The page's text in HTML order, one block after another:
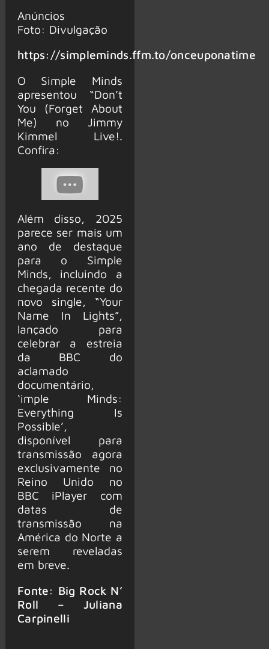
Anúncios
Foto: Divulgação
https://simpleminds.ffm.to/onceuponatime
O Simple Minds
apresentou “Don’t
You (Forget About
Me) no Jimmy
Kimmel Live!.
Confira:
Além disso, 2025
parece ser mais um
ano de destaque
para o Simple
Minds, incluindo a
chegada recente do
novo single, “Your
Name In Lights”,
lançado para
celebrar a estreia
da BBC do
aclamado
documentário,
‘imple Minds:
Everything Is
Possible’,
disponível para
transmissão agora
exclusivamente no
Reino Unido no
BBC iPlayer com
datas de
transmissão na
América do Norte a
serem reveladas
em breve.
Fonte: Big Rock N’
Roll – Juliana
Carpinelli